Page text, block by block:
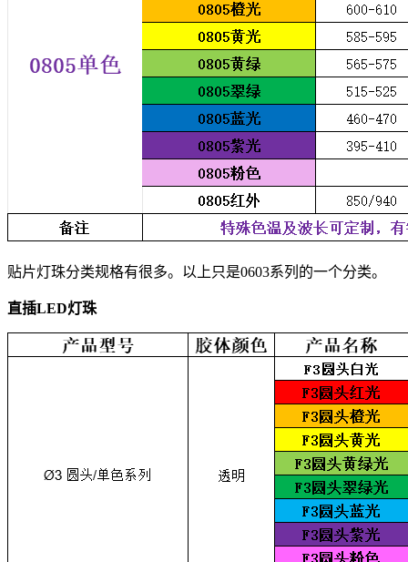
贴片灯珠分类规格有很多。以上只是0603系列的一个分类。
直插LED灯珠